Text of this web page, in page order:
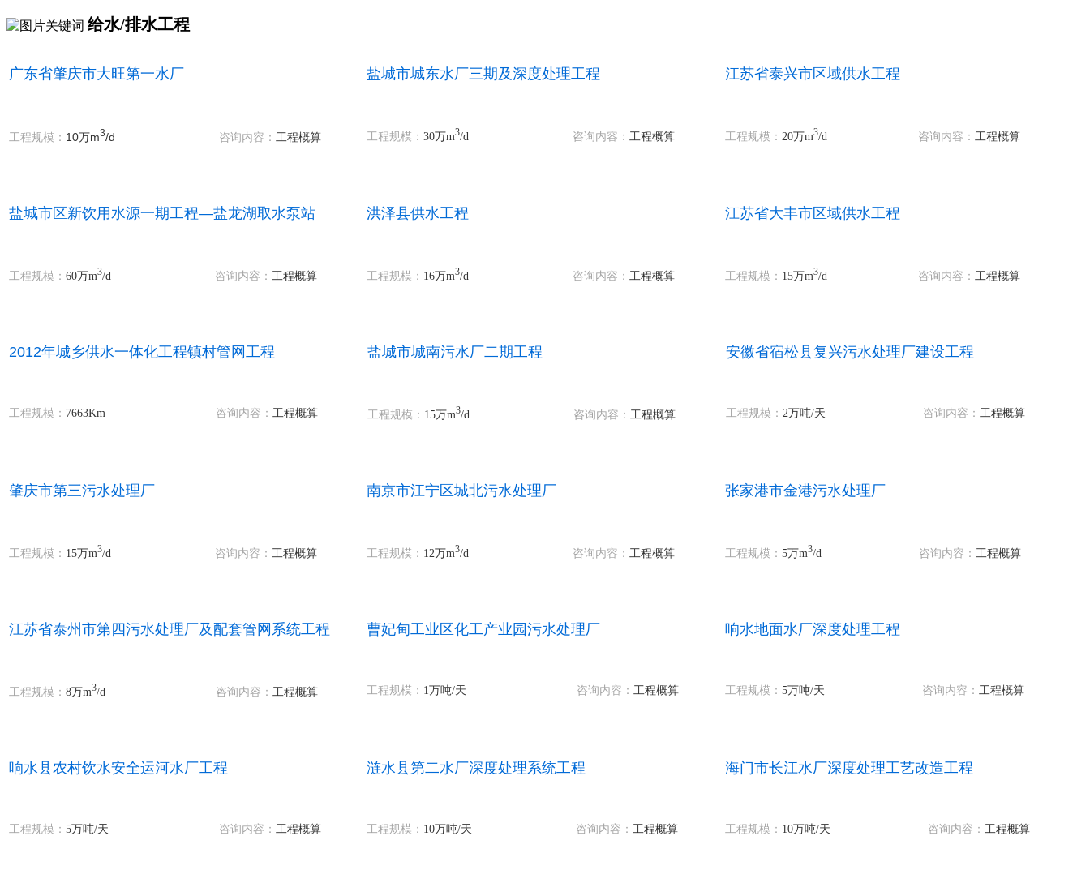
给水/排水工程
广东省肇庆市大旺第一水厂 盐城市城东水厂三期及深度处理工程 江苏省泰兴市区域供水工程
工程规模： 10万m3/d 咨询内容： 工程概算 工程规模： 30万m3/d 咨询内容： 工程概算 工程规模： 20万m3/d 咨询内容： 工程概算
盐城市区新饮用水源一期工程—盐龙湖取水泵站 洪泽县供水工程 江苏省大丰市区域供水工程
工程规模： 60万m3/d 咨询内容： 工程概算 工程规模： 16万m3/d 咨询内容： 工程概算 工程规模： 15万m3/d 咨询内容： 工程概算
2012年城乡供水一体化工程镇村管网工程 盐城市城南污水厂二期工程 安徽省宿松县复兴污水处理厂建设工程
工程规模： 7663Km 咨询内容： 工程概算 工程规模： 15万m3/d 咨询内容： 工程概算 工程规模： 2万吨/天 咨询内容： 工程概算
肇庆市第三污水处理厂 南京市江宁区城北污水处理厂 张家港市金港污水处理厂
工程规模： 15万m3/d 咨询内容： 工程概算 工程规模： 12万m3/d 咨询内容： 工程概算 工程规模： 5万m3/d 咨询内容： 工程概算
江苏省泰州市第四污水处理厂及配套管网系统工程 曹妃甸工业区化工产业园污水处理厂 响水地面水厂深度处理工程
工程规模： 8万m3/d 咨询内容： 工程概算 工程规模： 1万吨/天 咨询内容： 工程概算 工程规模： 5万吨/天 咨询内容： 工程概算
响水县农村饮水安全运河水厂工程 涟水县第二水厂深度处理系统工程 海门市长江水厂深度处理工艺改造工程
工程规模： 5万吨/天 咨询内容： 工程概算 工程规模： 10万吨/天 咨询内容： 工程概算 工程规模： 10万吨/天 咨询内容： 工程概算